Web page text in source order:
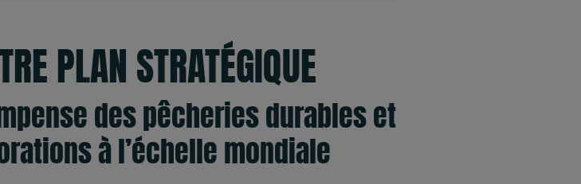
PLAN STRATÉGIQUE
des pêcheries durables et
à l’échelle mondiale